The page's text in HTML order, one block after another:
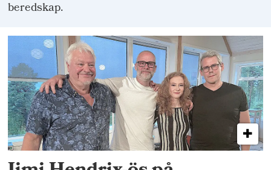
beredskap.